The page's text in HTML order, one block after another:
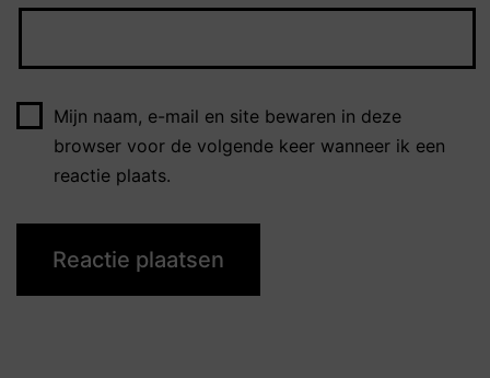
Mijn naam, e-mail en site bewaren in deze
browser voor de volgende keer wanneer ik een
reactie plaats.